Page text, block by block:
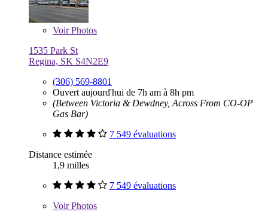
VoirPhotos
1535 Park St
Regina, SK S4N2E9
(306) 569-8801
Ouvert aujourd'hui de 7h am à 8h pm
(Between Victoria & Dewdney, Across From CO-OP
Gas Bar)
7 549 évaluations
Distance estimée
1,9 milles
7 549 évaluations
VoirPhotos